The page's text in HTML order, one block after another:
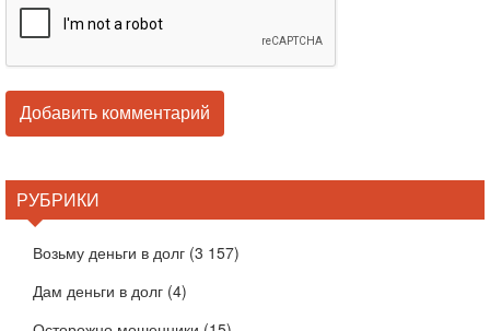
РУБРИКИ
Возьму деньги в долг (3 157)
Дам деньги в долг (4)